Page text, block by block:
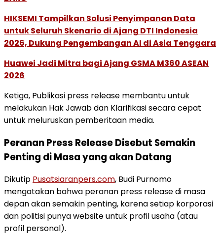
HIKSEMI Tampilkan Solusi Penyimpanan Data
untuk Seluruh Skenario di Ajang DTI Indonesia
2026, Dukung Pengembangan AI di Asia Tenggara
Huawei Jadi Mitra bagi Ajang GSMA M360 ASEAN
2026
Ketiga, Publikasi press release membantu untuk
melakukan Hak Jawab dan Klarifikasi secara cepat
untuk meluruskan pemberitaan media.
Peranan Press Release Disebut Semakin
Penting di Masa yang akan Datang
Dikutip Pusatsiaranpers.com, Budi Purnomo
mengatakan bahwa peranan press release di masa
depan akan semakin penting, karena setiap korporasi
dan politisi punya website untuk profil usaha (atau
profil personal).